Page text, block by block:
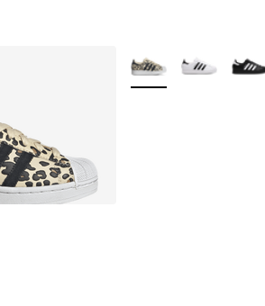
Weitere Farben